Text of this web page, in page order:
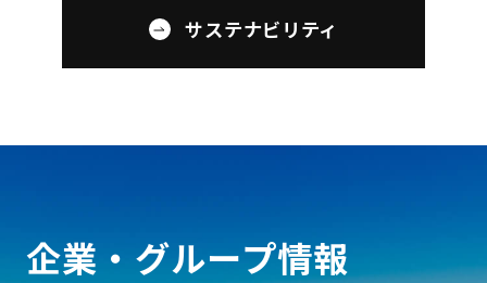
サステナビリティ
企業・グループ情報